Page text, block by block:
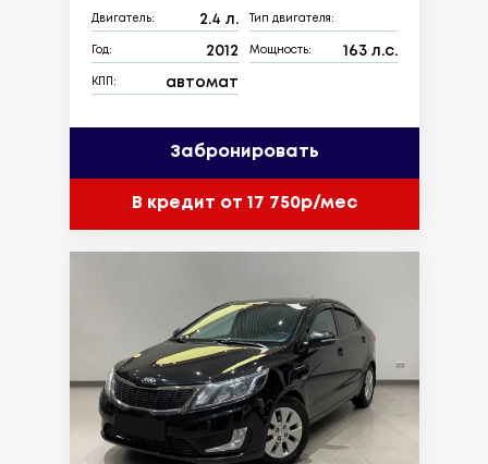
Двигатель: 2.4 л. Тип двигателя:
Год: 2012 Мощность: 163 л.с.
КПП: автомат
Забронировать
В кредит от 17 750р/мес